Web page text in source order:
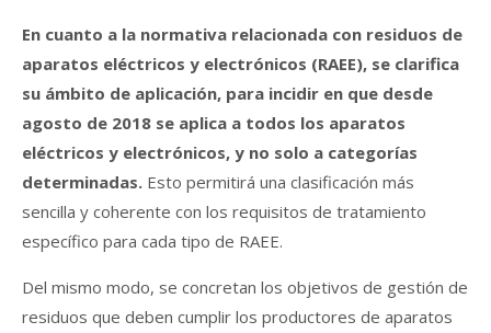
En cuanto a la normativa relacionada con residuos de
aparatos eléctricos y electrónicos (RAEE), se clarifica
su ámbito de aplicación, para incidir en que desde
agosto de 2018 se aplica a todos los aparatos
eléctricos y electrónicos, y no solo a categorías
determinadas. Esto permitirá una clasificación más
sencilla y coherente con los requisitos de tratamiento
específico para cada tipo de RAEE.
Del mismo modo, se concretan los objetivos de gestión de
residuos que deben cumplir los productores de aparatos